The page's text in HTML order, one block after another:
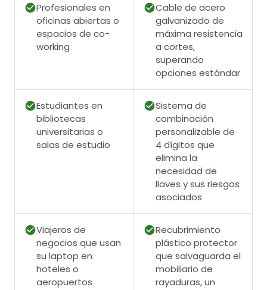
Profesionales en
oficinas abiertas o
espacios de co-
working
Cable de acero
galvanizado de
máxima resistencia
a cortes,
superando
opciones estándar
Estudiantes en
bibliotecas
universitarias o
salas de estudio
Sistema de
combinación
personalizable de
4 dígitos que
elimina la
necesidad de
llaves y sus riesgos
asociados
Viajeros de
negocios que usan
su laptop en
hoteles o
aeropuertos
Recubrimiento
plástico protector
que salvaguarda el
mobiliario de
rayaduras, un